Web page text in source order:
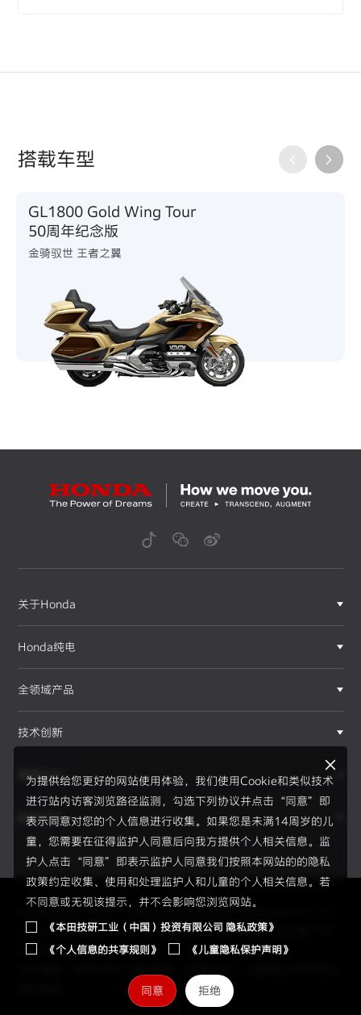
搭载车型
GL1800 Gold Wing Tour
50周年纪念版
金骑驭世 王者之翼
为提供给您更好的网站使用体验，我们使用Cookie和类似技术
进行站内访客浏览路径监测，勾选下列协议并点击“同意”即
表示同意对您的个人信息进行收集。如果您是未满14周岁的儿
童，您需要在征得监护人同意后向我方提供个人相关信息。监
护人点击“同意”即表示监护人同意我们按照本网站的的隐私
政策约定收集、使用和处理监护人和儿童的个人相关信息。若
不同意或无视该提示，并不会影响您浏览网站。
《本田技研工业（中国）投资有限公司 隐私政策》
《个人信息的共享规则》
《儿童隐私保护声明》
同意 拒绝
关于Honda
Honda纯电
全领域产品
技术创新
赛事运动
新闻资讯
Copyright © 2026 Honda Motor(China) Investment Co., Lt
d. All Right Reserved.京ICP备05023886号 京公网安备1101
0502034595号
F1®赛事
2026赛季、新规则、新伙伴、全新H标识